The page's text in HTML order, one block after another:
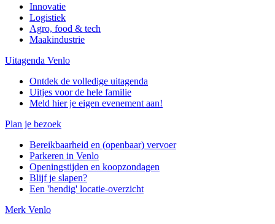
Innovatie
Logistiek
Agro, food & tech
Maakindustrie
Uitagenda Venlo
Ontdek de volledige uitagenda
Uitjes voor de hele familie
Meld hier je eigen evenement aan!
Plan je bezoek
Bereikbaarheid en (openbaar) vervoer
Parkeren in Venlo
Openingstijden en koopzondagen
Blijf je slapen?
Een 'hendig' locatie-overzicht
Merk Venlo